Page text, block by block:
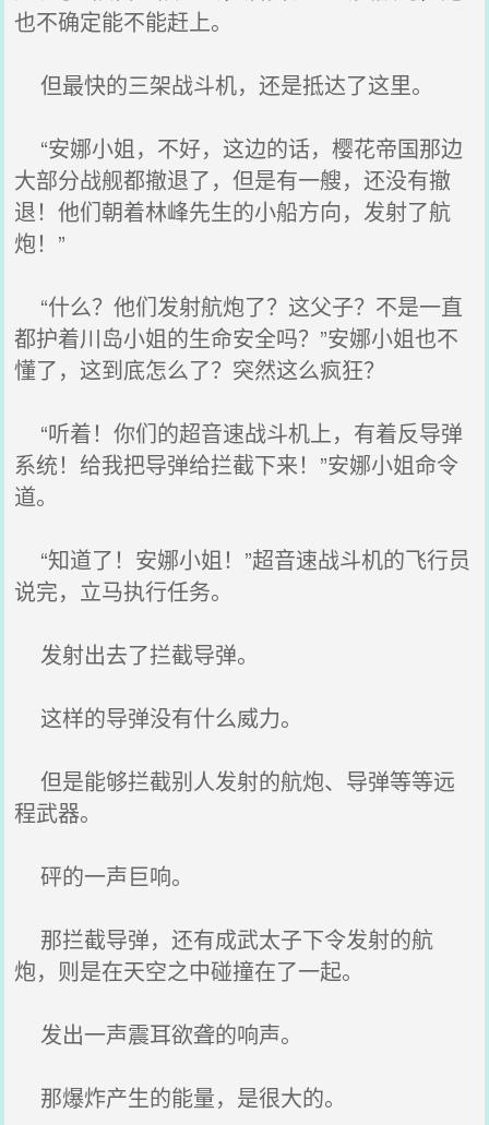
也不确定能不能赶上。
但最快的三架战斗机，还是抵达了这里。
“安娜小姐，不好，这边的话，樱花帝国那边
大部分战舰都撤退了，但是有一艘，还没有撤
退！他们朝着林峰先生的小船方向，发射了航
炮！”
“什么？他们发射航炮了？这父子？不是一直
都护着川岛小姐的生命安全吗？”安娜小姐也不
懂了，这到底怎么了？突然这么疯狂？
“听着！你们的超音速战斗机上，有着反导弹
系统！给我把导弹给拦截下来！”安娜小姐命令
道。
“知道了！安娜小姐！”超音速战斗机的飞行员
说完，立马执行任务。
发射出去了拦截导弹。
这样的导弹没有什么威力。
但是能够拦截别人发射的航炮、导弹等等远
程武器。
砰的一声巨响。
那拦截导弹，还有成武太子下令发射的航
炮，则是在天空之中碰撞在了一起。
发出一声震耳欲聋的响声。
那爆炸产生的能量，是很大的。